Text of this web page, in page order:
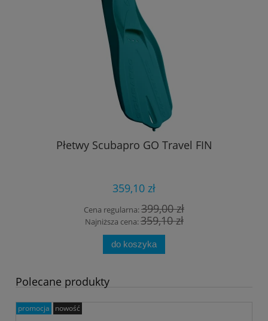
Płetwy Scubapro GO Travel FIN
359,10 zł
Cena regularna:399,00 zł
Najniższa cena:359,10 zł
do koszyka
Polecane produkty
promocja nowość